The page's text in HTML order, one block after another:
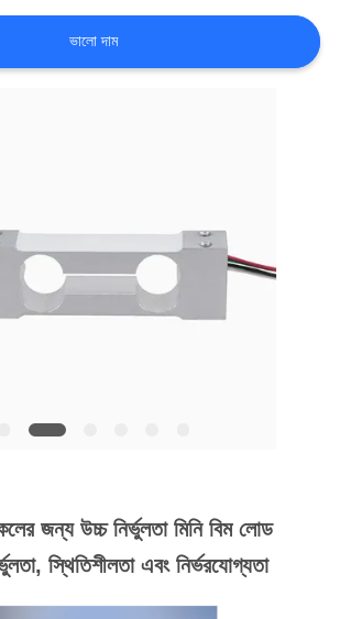
ভালো দাম
জন্য উচ্চ নির্ভুলতা মিনি বিম লোড
স্থিতিশীলতা এবং নির্ভরযোগ্যতা